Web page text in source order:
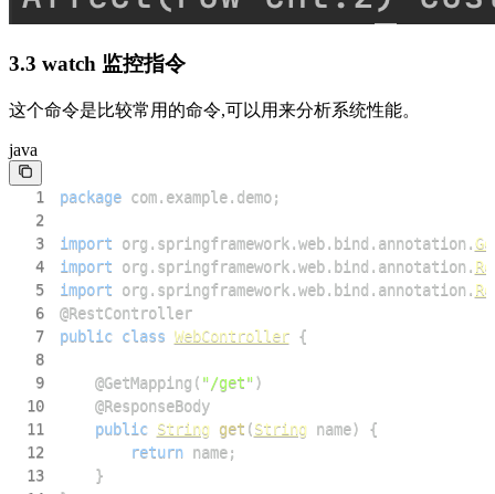
3.3 watch 监控指令
这个命令是比较常用的命令,可以用来分析系统性能。
java
1 package com. example. demo;
2
3
import org . springframework .web. bind . annotation .
4
import org . springframework .web. bind . annotation .
5
import org . springframework .web. bind . annotation .
6
@RestController
7
public class WebController {
8
9
@GetMapping ( "/get")
10
@ResponseBody
11
public String get (String name)
{
12
return name;
13
}